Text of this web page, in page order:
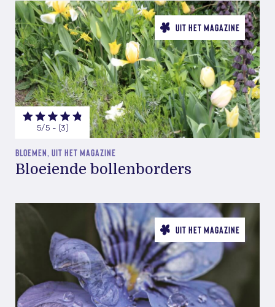
UIT HET MAGAZINE
5/5 - (3)
BLOEMEN, UIT HET MAGAZINE
Bloeiende bollenborders
UIT HET MAGAZINE